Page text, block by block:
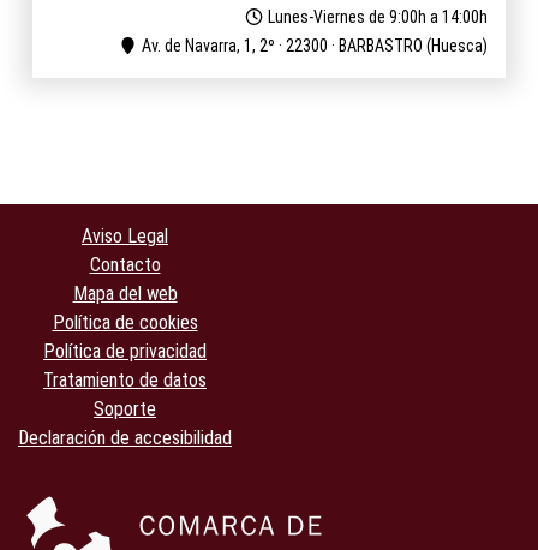
Lunes-Viernes de 9:00h a 14:00h
Av. de Navarra, 1, 2º · 22300 · BARBASTRO (Huesca)
Aviso Legal
Contacto
Mapa del web
Política de cookies
Política de privacidad
Tratamiento de datos
Soporte
Declaración de accesibilidad